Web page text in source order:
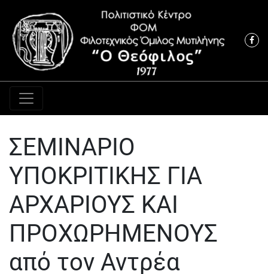
Κύρια πλοήγηση
ΣΕΜΙΝΑΡΙΟ
ΥΠΟΚΡΙΤΙΚΗΣ ΓΙΑ
ΑΡΧΑΡΙΟΥΣ ΚΑΙ
ΠΡΟΧΩΡΗΜΕΝΟΥΣ
από τον Αντρέα